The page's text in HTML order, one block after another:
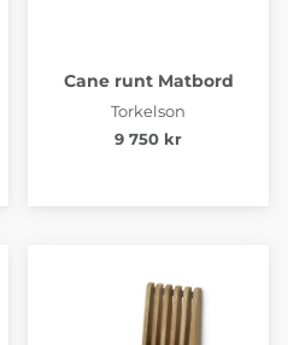
Cane runt Matbord
Torkelson
9 750 kr